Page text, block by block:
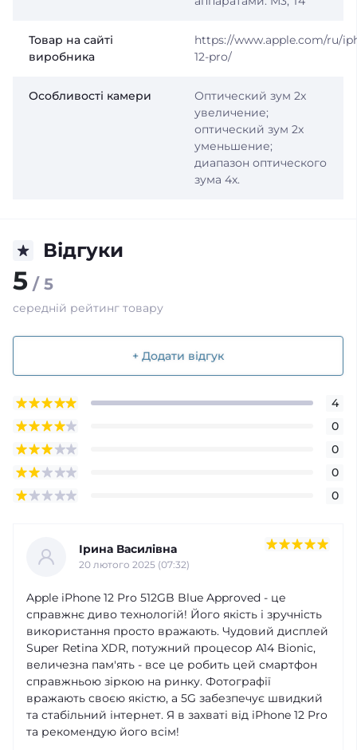
Товар на сайті
виробника
https://www.apple.com/ru/
12-pro/
Особливості камери
Оптический зум 2x
увеличение;
оптический зум 2x
уменьшение;
диапазон оптического
зума 4x.
Відгуки
5 / 5
середній рейтинг товару
+ Додати відгук
4
0
0
0
0
Ірина Василівна
20 лютого 2025 (07:32)
Apple iPhone 12 Pro 512GB Blue Approved - це
справжнє диво технологій! Його якість і зручність
використання просто вражають. Чудовий дисплей
Super Retina XDR, потужний процесор A14 Bionic,
величезна пам'ять - все це робить цей смартфон
справжньою зіркою на ринку. Фотографії
вражають своєю якістю, а 5G забезпечує швидкий
та стабільний інтернет. Я в захваті від iPhone 12 Pro
та рекомендую його всім!